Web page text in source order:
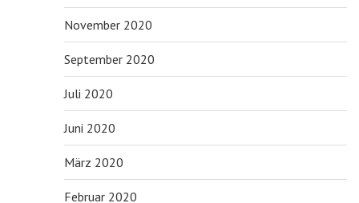
November 2020
September 2020
Juli 2020
Juni 2020
März 2020
Februar 2020